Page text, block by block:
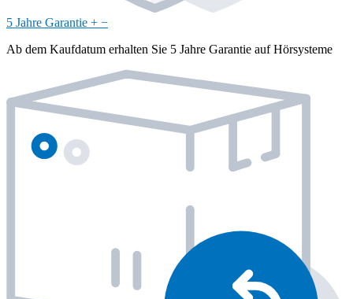
5 Jahre Garantie + −
Ab dem Kaufdatum erhalten Sie 5 Jahre Garantie auf Hörsysteme